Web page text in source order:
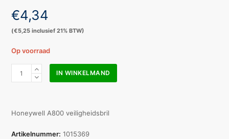
€4,34
(€5,25 inclusief 21% BTW)
Op voorraad
Honeywell
veiligheidsbril
lens
IN WINKELMAND
Honeywell A800 veiligheidsbril
Artikelnummer: 1015369